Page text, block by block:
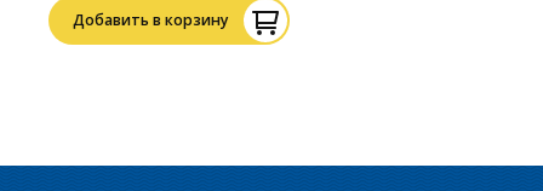
Добавить в корзину